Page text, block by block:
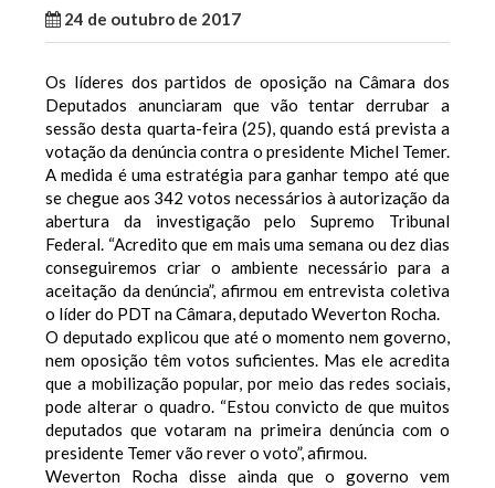
24 de outubro de 2017
Os líderes dos partidos de oposição na Câmara dos
Deputados anunciaram que vão tentar derrubar a
sessão desta quarta-feira (25), quando está prevista a
votação da denúncia contra o presidente Michel Temer.
A medida é uma estratégia para ganhar tempo até que
se chegue aos 342 votos necessários à autorização da
abertura da investigação pelo Supremo Tribunal
Federal. “Acredito que em mais uma semana ou dez dias
conseguiremos criar o ambiente necessário para a
aceitação da denúncia”, afirmou em entrevista coletiva
o líder do PDT na Câmara, deputado Weverton Rocha.
O deputado explicou que até o momento nem governo,
nem oposição têm votos suficientes. Mas ele acredita
que a mobilização popular, por meio das redes sociais,
pode alterar o quadro. “Estou convicto de que muitos
deputados que votaram na primeira denúncia com o
presidente Temer vão rever o voto”, afirmou.
Weverton Rocha disse ainda que o governo vem